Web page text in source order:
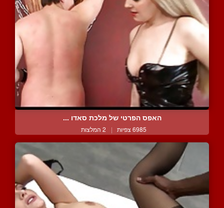
האפס הפרטי של מלכת סאדו ...
6985 צפיות | 2 המלצות